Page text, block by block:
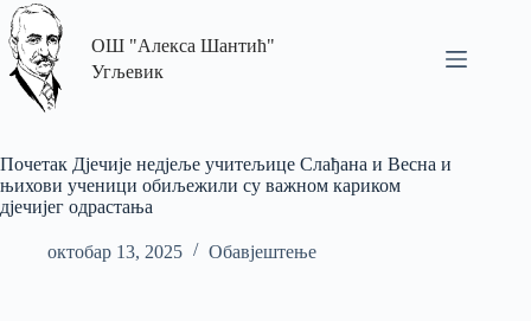
ОШ "Алекса Шантић"
Угљевик
Почетак Дјечије недјеље учитељице Слађана и Весна и
њихови ученици обиљежили су важном кариком
дјечијег одрастања
октобар 13, 2025 Обавјештење